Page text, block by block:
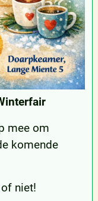
mee om
komende
niet!